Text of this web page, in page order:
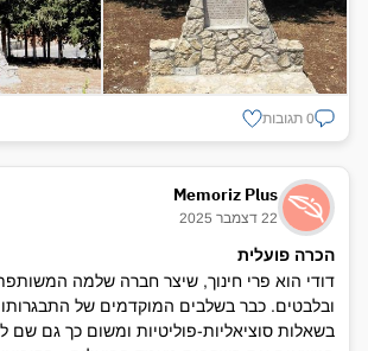
0 תגובות
Memoriz Plus
22 דצמבר 2025
הכרה פועלית
דודי הוא פרי חינוך, שיצר חברה שלמה
ובלבטים. כבר בשלבים המוקדמים של התבגרותו
בשאלות סוציאליות-פוליטיות ומשום כך גם שם